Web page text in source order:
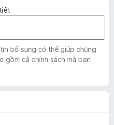
bổ sung có thể giúp chúng
gồm cả chính sách mà bạn